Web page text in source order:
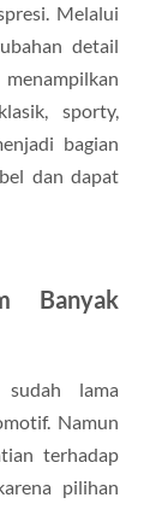
Melalui
detail
sporty,
bagian
dan dapat
Banyak
lama
Namun
terhadap
pilihan